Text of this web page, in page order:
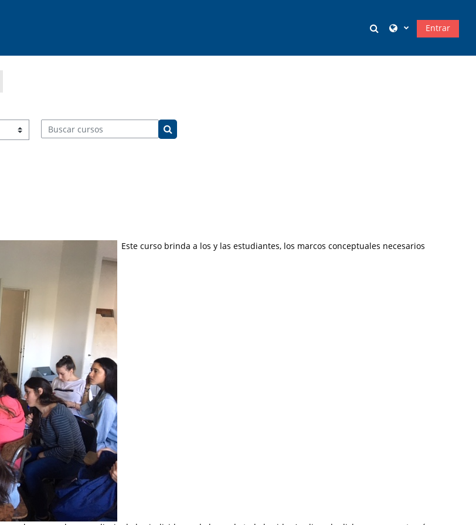
Selector deEntrar
Buscar cursos
Buscar cursos
Este curso brinda a los y las estudiantes, los marcos conceptuales necesarios